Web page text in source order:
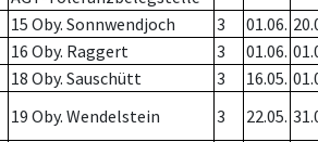
15 Oby. Sonnwendjoch 3 01.06.
16 Oby. Raggert 3 01.06.
18 Oby. Sauschütt 3 16.05.
19 Oby. Wendelstein 3 22.05.